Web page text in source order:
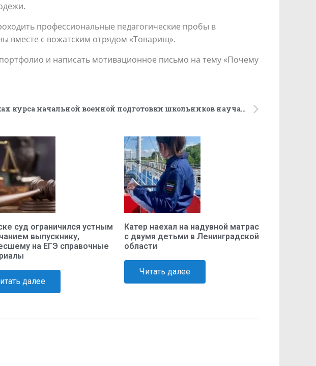
профессиональные педагогические пробы в
вместе с вожатским отрядом «Товарищ».
и написать мотивационное письмо на тему «Почему
В рамках курса начальной военной подготовки школьников научат управлять беспилотниками
суд ограничился устным
выпускнику,
на ЕГЭ справочные
далее
Катер наехал на надувной матрас
с двумя детьми в Ленинградской
области
Читать далее